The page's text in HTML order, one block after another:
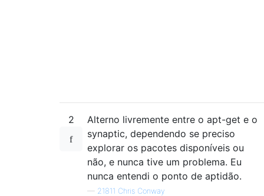
2
Alterno livremente entre o apt-get e o
synaptic, dependendo se preciso
explorar os pacotes disponíveis ou
não, e nunca tive um problema. Eu
nunca entendi o ponto de aptidão.
— 21811 Chris Conway